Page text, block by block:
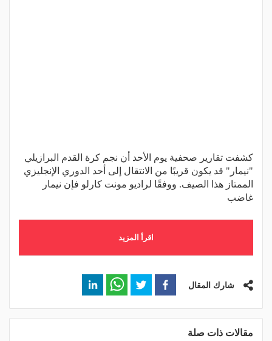
كشفت تقارير صحفية يوم الأحد أن نجم كرة القدم البرازيلي
"نيمار" قد يكون قريبًا من الانتقال إلى أحد الدوري الإنجليزي
الممتاز هذا الصيف. ووفقًا لراديو مونت كارلو فإن نيمار
غاضب
اقرأ المزيد
شارك المقال
مقالات ذات صلة